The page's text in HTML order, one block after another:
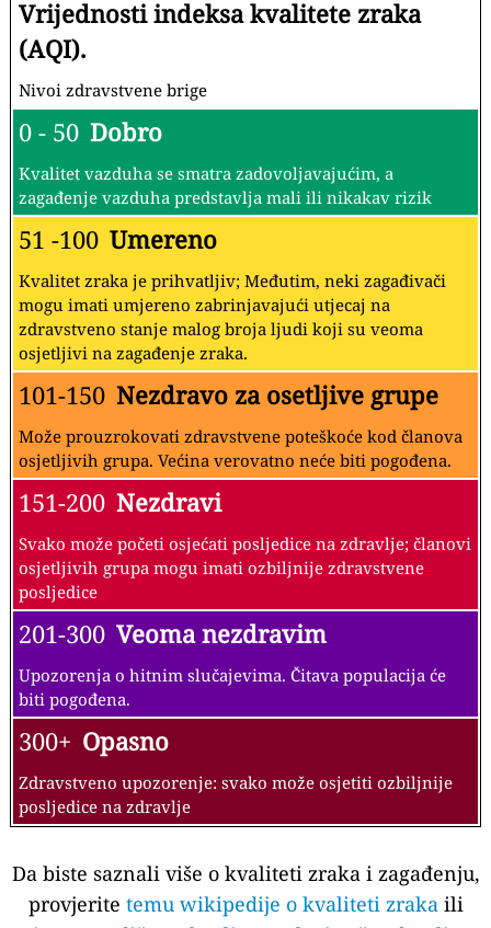
Vrijednosti indeksa kvalitete zraka
(AQI).
Nivoi zdravstvene brige
0 - 50 Dobro
Kvalitet vazduha se smatra zadovoljavajućim, a
zagađenje vazduha predstavlja mali ili nikakav rizik
51 -100 Umereno
Kvalitet zraka je prihvatljiv; Međutim, neki zagađivači
mogu imati umjereno zabrinjavajući utjecaj na
zdravstveno stanje malog broja ljudi koji su veoma
osjetljivi na zagađenje zraka.
101-150 Nezdravo za osetljive grupe
Može prouzrokovati zdravstvene poteškoće kod članova
osjetljivih grupa. Većina verovatno neće biti pogođena.
151-200 Nezdravi
Svako može početi osjećati posljedice na zdravlje; članovi
osjetljivih grupa mogu imati ozbiljnije zdravstvene
posljedice
201-300 Veoma nezdravim
Upozorenja o hitnim slučajevima. Čitava populacija će
biti pogođena.
300+ Opasno
Zdravstveno upozorenje: svako može osjetiti ozbiljnije
posljedice na zdravlje
Da biste saznali više o kvaliteti zraka i zagađenju,
provjerite temu wikipedije o kvaliteti zrakaili